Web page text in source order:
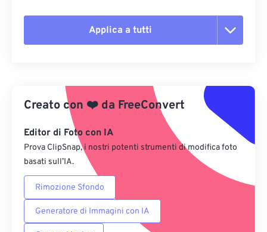
Applica a tutti
Applica da preimpostazione
Salva come predefinito
Creato con ❤️ da FreeConvert
Editor di Foto con IA
Prova ClipSnap, i nostri potenti strumenti di modifica foto
basati sull’IA.
Rimozione Sfondo
Generatore di Immagini con IA